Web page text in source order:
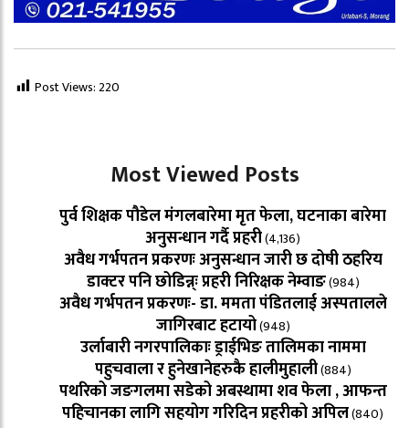
Post Views:220
Most Viewed Posts
पुर्व शिक्षक पौडेल मंगलबारेमा मृत फेला, घटनाका बारेमा
अनुसन्धान गर्दै प्रहरी(4,136)
अवैध गर्भपतन प्रकरणः अनुसन्धान जारी छ दोषी ठहरिय
डाक्टर पनि छोडिन्न्ः प्रहरी निरिक्षक नेम्वाङ(984)
अवैध गर्भपतन प्रकरणः- डा. ममता पंडितलाई अस्पतालले
जागिरबाट हटायो(948)
उर्लाबारी नगरपालिकाः ड्राईभिङ तालिमका नाममा
पहुचवाला र हुनेखानेहरुकै हालीमुहाली(884)
पथरिको जङगलमा सडेको अबस्थामा शव फेला , आफन्त
पहिचानका लागि सहयोग गरिदिन प्रहरीको अपिल(840)